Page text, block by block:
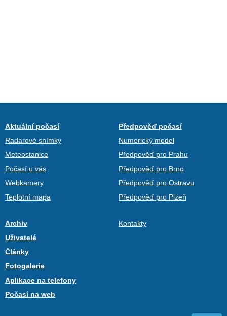
Aktuální počasí
Radarové snímky
Meteostanice
Počasí u vás
Webkamery
Teplotní mapa
Předpověď počasí
Numerický model
Předpověď pro Prahu
Předpověď pro Brno
Předpověď pro Ostravu
Předpověď pro Plzeň
Archiv
Uživatelé
Články
Fotogalerie
Aplikace na telefony
Počasí na web
Kontakty